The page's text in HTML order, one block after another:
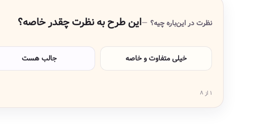
نظرت در این‌باره چیه؟ این طرح به نظرت چقدر خاصه؟
خیلی متفاوت و خاصه جالب هست
۱ از ۸